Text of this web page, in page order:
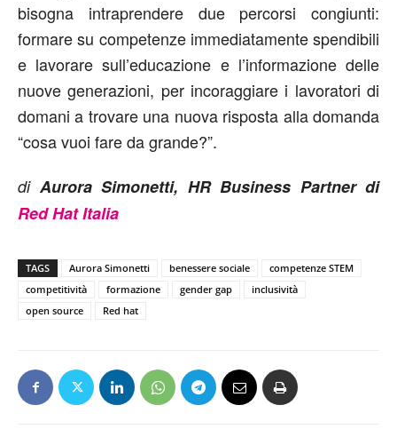
bisogna intraprendere due percorsi congiunti:
formare su competenze immediatamente spendibili
e lavorare sull’educazione e l’informazione delle
nuove generazioni, per incoraggiare i lavoratori di
domani a trovare una nuova risposta alla domanda
“cosa vuoi fare da grande?”.
di Aurora Simonetti, HR Business Partner di
Red Hat Italia
TAGS Aurora Simonetti benessere sociale
competenze STEM
competitività
formazione gender gap
inclusività
open source
Red hat